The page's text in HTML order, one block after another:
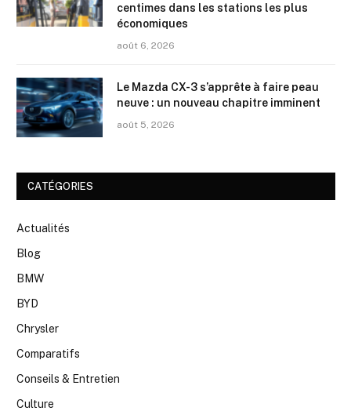
centimes dans les stations les plus
économiques
août 6, 2026
Le Mazda CX-3 s’apprête à faire peau
neuve : un nouveau chapitre imminent
août 5, 2026
CATÉGORIES
Actualités
Blog
BMW
BYD
Chrysler
Comparatifs
Conseils & Entretien
Culture